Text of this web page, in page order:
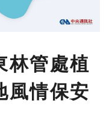
林管處植
情保安